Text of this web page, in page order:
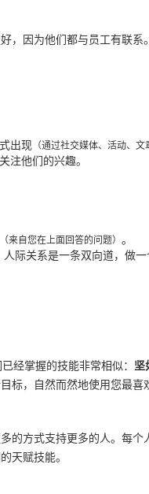
，因为他们都与员工有联系。
出现 （通过社交媒体、活动、
注他们的兴趣。
（来自您在上面回答的问题） 。
人际关系是一条双向道， 做
经掌握的技能非常相似： 坚
标，自然而然地使用您最喜
的方式支持更多的人。 每个
天赋技能。